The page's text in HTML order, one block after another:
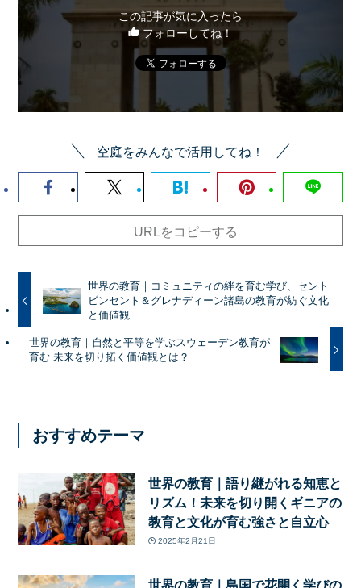
この記事が気に入ったら
フォローしてね！
空庭をみんなで活用してね！
URLをコピーする
世界の教育｜コミュニティの絆を育む学び、セント
ビンセント＆グレナディーン諸島の教育が紡ぐ文化
と価値観
世界の教育｜自然と平等を学ぶスウェーデン教育が
育む 未来を切り拓く価値観とは？
おすすめテーマ
世界の教育｜語り継がれる知恵と
リズム！未来を切り開くギニアの
教育と文化が育む強さと自立心
2025年2月21日